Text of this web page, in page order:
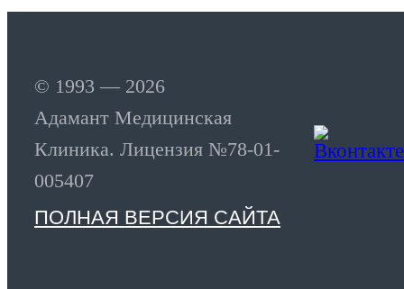
© 1993 — 2026
Адамант Медицинская
Клиника. Лицензия №78-01-
005407
ПОЛНАЯ ВЕРСИЯ САЙТА